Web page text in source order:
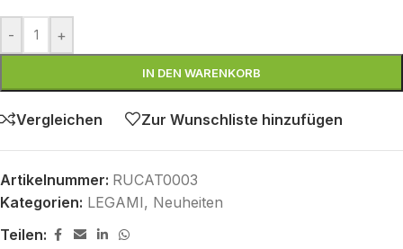
- +
IN DEN WARENKORB
Vergleichen Zur Wunschliste hinzufügen
Artikelnummer: RUCAT0003
Kategorien: LEGAMI, Neuheiten
Teilen: